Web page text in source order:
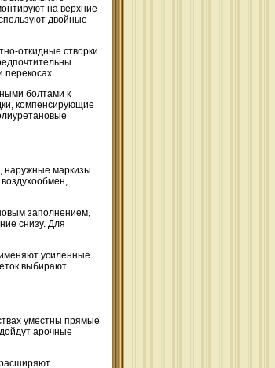
на верхние
двойные
откидные створки
перекосах.
болтами к
компенсирующие
наружные маркизы
заполнением,
снизу. Для
усиленные
выбирают
уместны прямые
арочные